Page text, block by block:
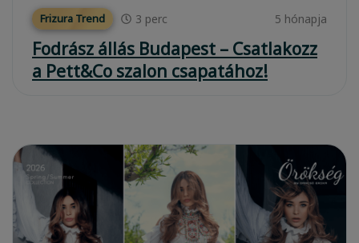
Frizura Trend 3 perc 5 hónapja
Fodrász állás Budapest – Csatlakozz
a Pett&Co szalon csapatához!